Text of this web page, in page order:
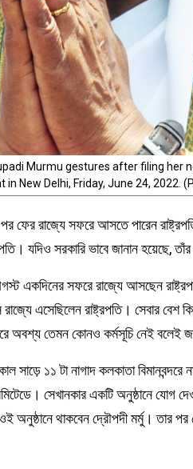
Murmu gestures after filing her
in New Delhi, Friday, June 24, 2022.
ফের রাজ্যে সফরে আসতে পারেন
যদিও সরকারি ভাবে জানান হয়েছে,
একদিনের সফরে রাজ্যে আসছেন
এসেছিলেন রাষ্ট্রপতি। সেবার বেশ
অবশ্য তেমন কোনও কর্মসূচি নেই বলেই
১১ টা নাগাদ কলকাতা বিমানবন্দরে
লিমিটেডে। সেখানকার একটি অনুষ্ঠানে
অনুষ্ঠানে থাকবেন দ্রৌপদী মর্মু। তার পর